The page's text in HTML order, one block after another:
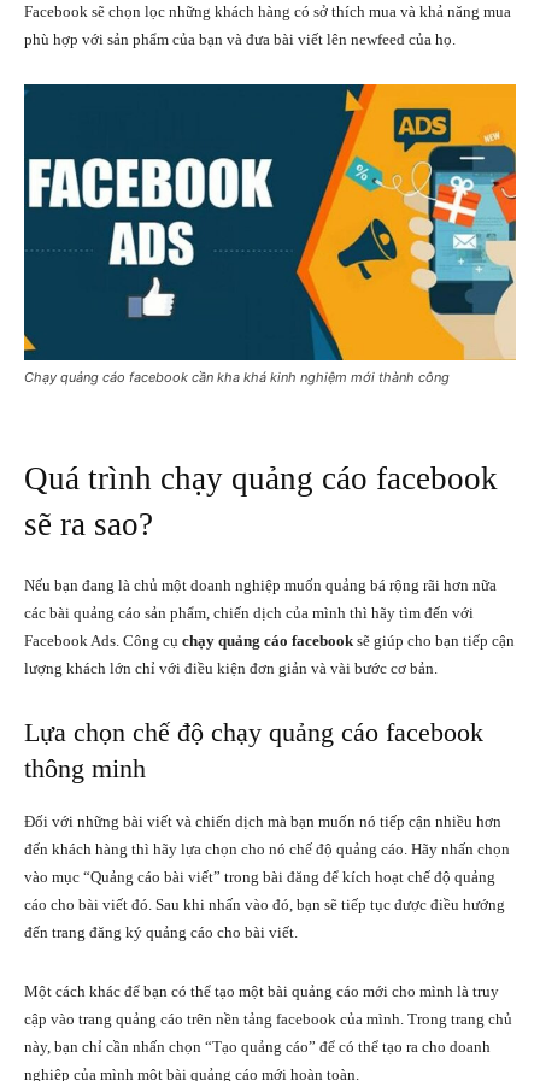
Facebook sẽ chọn lọc những khách hàng có sở thích mua và khả năng mua
phù hợp với sản phẩm của bạn và đưa bài viết lên newfeed của họ.
Chạy quảng cáo facebook cần kha khá kinh nghiệm mới thành công
Quá trình chạy quảng cáo facebook
sẽ ra sao?
Nếu bạn đang là chủ một doanh nghiệp muốn quảng bá rộng rãi hơn nữa
các bài quảng cáo sản phẩm, chiến dịch của mình thì hãy tìm đến với
Facebook Ads. Công cụ chạy quảng cáo facebook sẽ giúp cho bạn tiếp cận
lượng khách lớn chỉ với điều kiện đơn giản và vài bước cơ bản.
Lựa chọn chế độ chạy quảng cáo facebook
thông minh
Đối với những bài viết và chiến dịch mà bạn muốn nó tiếp cận nhiều hơn
đến khách hàng thì hãy lựa chọn cho nó chế độ quảng cáo. Hãy nhấn chọn
vào mục “Quảng cáo bài viết” trong bài đăng để kích hoạt chế độ quảng
cáo cho bài viết đó. Sau khi nhấn vào đó, bạn sẽ tiếp tục được điều hướng
đến trang đăng ký quảng cáo cho bài viết.
Một cách khác để bạn có thể tạo một bài quảng cáo mới cho mình là truy
cập vào trang quảng cáo trên nền tảng facebook của mình. Trong trang chủ
này, bạn chỉ cần nhấn chọn “Tạo quảng cáo” để có thể tạo ra cho doanh
nghiệp của mình một bài quảng cáo mới hoàn toàn.